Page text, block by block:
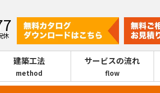
休
建築工法
method
サービスの流れ
flow